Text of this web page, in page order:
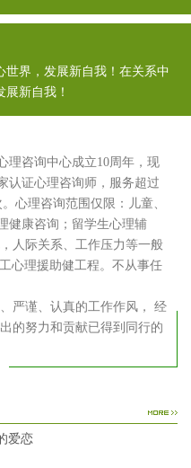
世界，发展新自我！在关系中
新自我！
咨询中心成立10周年，现
认证心理咨询师，服务超过
。心理咨询范围仅限：儿童、
健康咨询；留学生心理辅
人际关系、工作压力等一般
心理援助健工程。不从事任
谨、认真的工作作风， 经
的努力和贡献已得到同行的
爱恋